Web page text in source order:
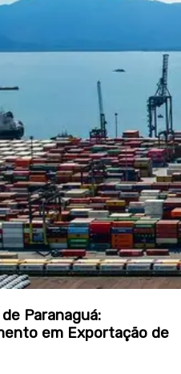
Paranaguá:
em Exportação de